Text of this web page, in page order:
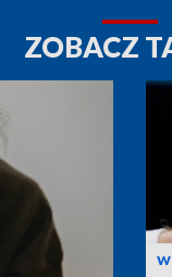
ZOBACZ